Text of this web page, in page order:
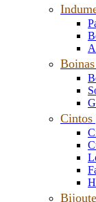
Cintos